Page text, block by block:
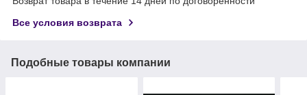
Все условия возврата
Подобные товары компании